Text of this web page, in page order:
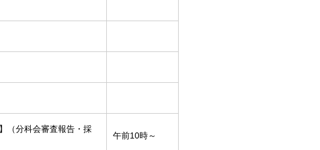
（分科会審査報告・採
午前10時～